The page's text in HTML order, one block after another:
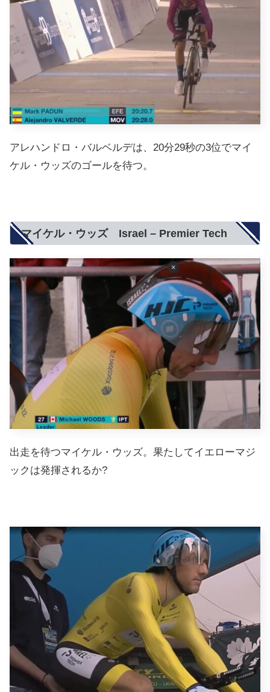
アレハンドロ・バルベルデは、20分29秒の3位でマイ
ケル・ウッズのゴールを待つ。
マイケル・ウッズ Israel – Premier Tech
出走を待つマイケル・ウッズ。果たしてイエローマジ
ックは発揮されるか?